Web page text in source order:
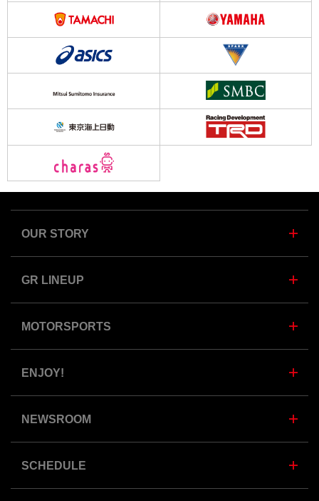
OUR STORY
GR LINEUP
MOTORSPORTS
ENJOY!
NEWSROOM
SCHEDULE